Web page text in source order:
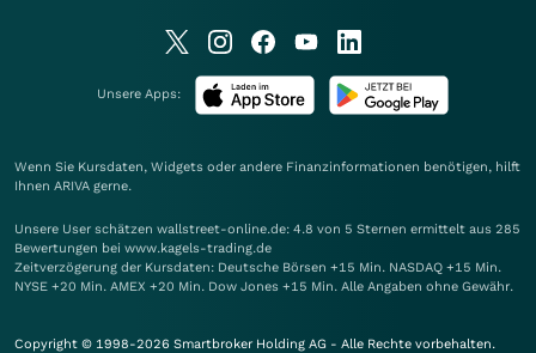
Unsere Apps:
Wenn Sie Kursdaten, Widgets oder andere Finanzinformationen benötigen, hilft
Ihnen ARIVA gerne.
Unsere User schätzen wallstreet-online.de: 4.8 von 5 Sternen ermittelt aus 285
Bewertungen bei www.kagels-trading.de
Zeitverzögerung der Kursdaten: Deutsche Börsen +15 Min. NASDAQ +15 Min.
NYSE +20 Min. AMEX +20 Min. Dow Jones +15 Min. Alle Angaben ohne Gewähr.
Copyright © 1998-2026 Smartbroker Holding AG - Alle Rechte vorbehalten.